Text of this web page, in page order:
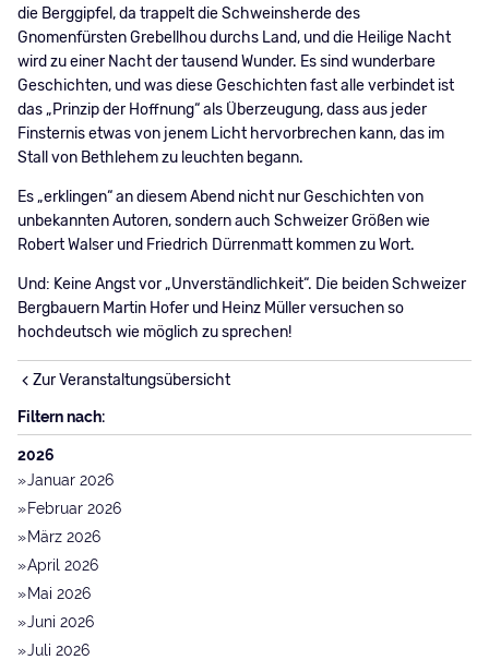
die Berggipfel, da trappelt die Schweinsherde des
Gnomenfürsten Grebellhou durchs Land, und die Heilige Nacht
wird zu einer Nacht der tausend Wunder. Es sind wunderbare
Geschichten, und was diese Geschichten fast alle verbindet ist
das „Prinzip der Hoffnung“ als Überzeugung, dass aus jeder
Finsternis etwas von jenem Licht hervorbrechen kann, das im
Stall von Bethlehem zu leuchten begann.
Es „erklingen“ an diesem Abend nicht nur Geschichten von
unbekannten Autoren, sondern auch Schweizer Größen wie
Robert Walser und Friedrich Dürrenmatt kommen zu Wort.
Und: Keine Angst vor „Unverständlichkeit“. Die beiden Schweizer
Bergbauern Martin Hofer und Heinz Müller versuchen so
hochdeutsch wie möglich zu sprechen!
Zur Veranstaltungsübersicht
Filtern nach:
2026
Januar 2026
Februar 2026
März 2026
April 2026
Mai 2026
Juni 2026
Juli 2026